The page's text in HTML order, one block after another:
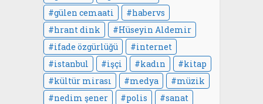
gülen cemaati
habervs
hrant dink
Hüseyin Aldemir
ifade özgürlüğü
internet
istanbul
işçi kadın
kitap
kültür mirası
medya
müzik
nedim şener
polis
sanat